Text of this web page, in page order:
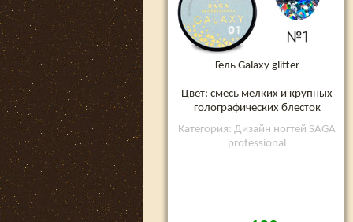
Гель Galaxy glitter
Цвет: смесь мелких и крупных
голографических блесток
Категория: Дизайн ногтей SAGA
professional